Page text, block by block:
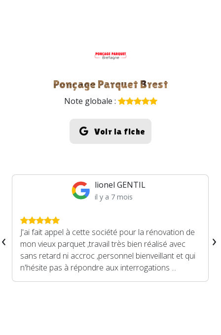
Ponçage Parquet Brest
Note globale :
Voir la fiche
lionel GENTIL
il y a 7 mois
J'ai fait appel à cette société pour la rénovation de
mon vieux parquet ,travail très bien réalisé avec
sans retard ni accroc ,personnel bienveillant et qui
n'hésite pas à répondre aux interrogations ...
‹ ›